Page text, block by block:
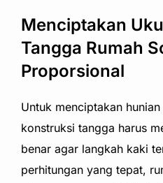
Menciptakan
Tangga Rumah
Proporsional
Untuk menciptakan
konstruksi tangga harus
benar agar langkah kaki
perhitungan yang tepat,